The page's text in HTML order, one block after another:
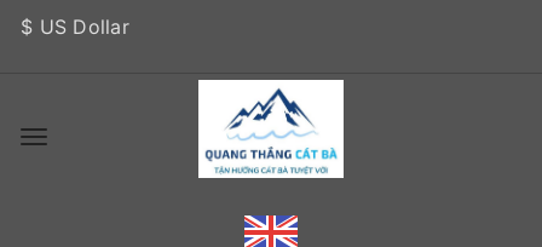
$ US Dollar